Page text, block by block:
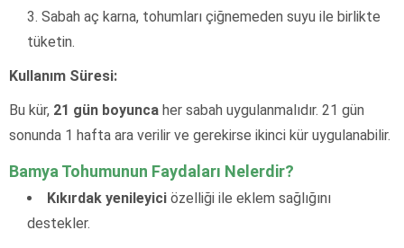
Sabah aç karna, tohumları çiğnemeden suyu ile birlikte
tüketin.
Kullanım Süresi:
Bu kür, 21 gün boyunca her sabah uygulanmalıdır. 21 gün
sonunda 1 hafta ara verilir ve gerekirse ikinci kür uygulanabilir.
Bamya Tohumunun Faydaları Nelerdir?
Kıkırdak yenileyici özelliği ile eklem sağlığını
destekler.